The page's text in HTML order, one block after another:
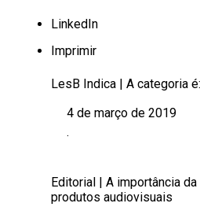
LinkedIn
Imprimir
LesB Indica | A categoria
Data
4 de março de 2019
Em relação a
.
Editorial | A importância
produtos audiovisuais